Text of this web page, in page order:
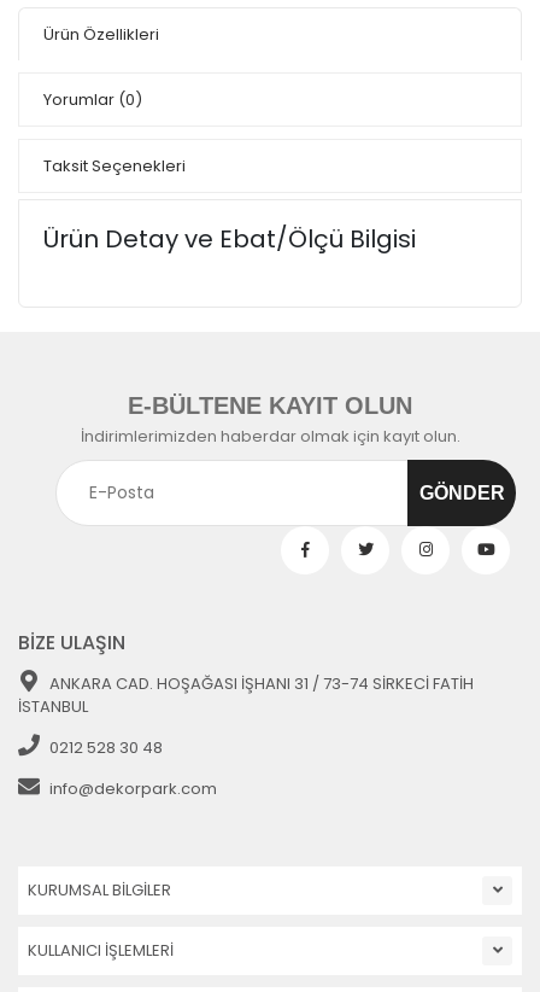
Ürün Özellikleri
Yorumlar (0)
Taksit Seçenekleri
Ürün Detay ve Ebat/Ölçü Bilgisi
E-BÜLTENE KAYIT OLUN
İndirimlerimizden haberdar olmak için kayıt olun.
BİZE ULAŞIN
ANKARA CAD. HOŞAĞASI İŞHANI 31 / 73-74 SİRKECİ FATİH
İSTANBUL
0212 528 30 48
info@dekorpark.com
KURUMSAL BİLGİLER
KULLANICI İŞLEMLERİ